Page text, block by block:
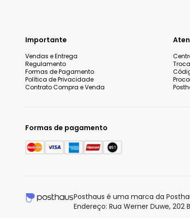
Importante
Vendas e Entrega
Regulamento
Formas de Pagamento
Política de Privacidade
Contrato Compra e Venda
Formas de pagamento
Posthaus é uma marca da
Endereço: Rua Werner Duwe,
saber mais.